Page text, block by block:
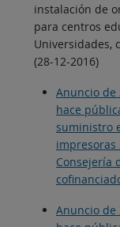
instalación de
para centros
Universidades,
(28-12-2016)
Anuncio de
hace
suministro
impresoras
Consejería
Anuncio de